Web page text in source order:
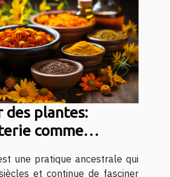
des plantes:
comme
une pratique ancestrale qui
et continue de fasciner